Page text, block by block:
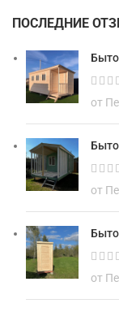
ПОСЛЕДНИЕ
от
от
от